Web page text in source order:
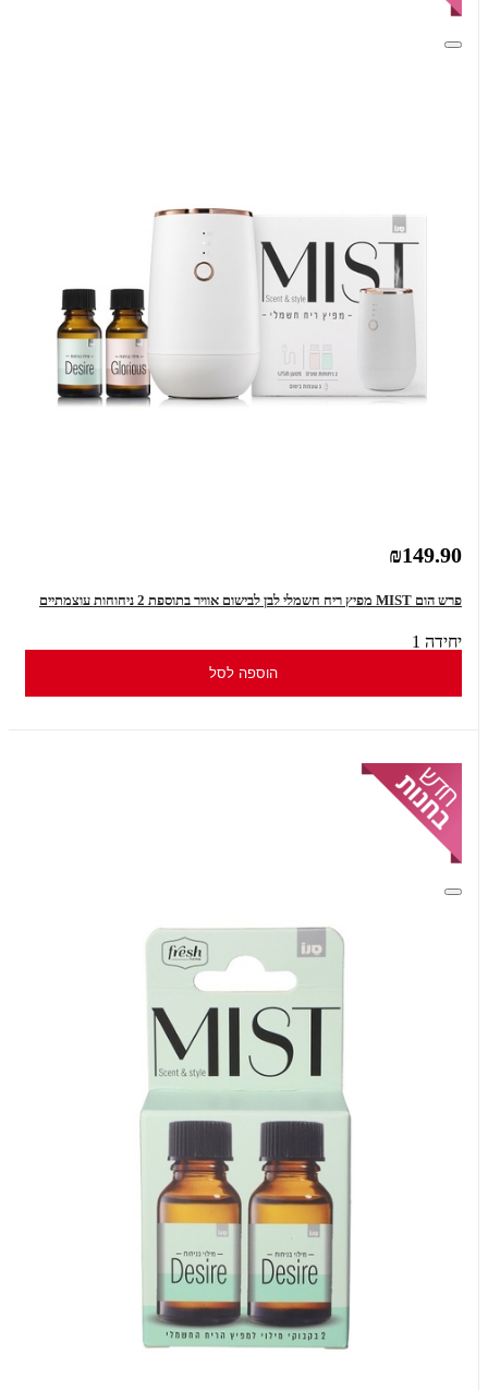
₪149.90
פרש הום MIST מפיץ ריח חשמלי לבן לבישום אוויר בתוספת 2 ניחוחות עוצמתיים
יחידה 1
הוספה לסל